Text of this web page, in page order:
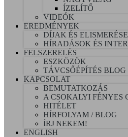
ÍZELÍTŐ
VIDEÓK
EREDMÉNYEK
DÍJAK ÉS
HÍRADÁSOK ÉS
FELSZERELÉS
ESZKÖZÖK
TÁVCSŐÉPÍTÉS BLOG
KAPCSOLAT
BEMUTATKOZÁS
A CSOKALYI FÉNYES
HITÉLET
HÍRFOLYAM / BLOG
ÍRJ NEKEM!
ENGLISH